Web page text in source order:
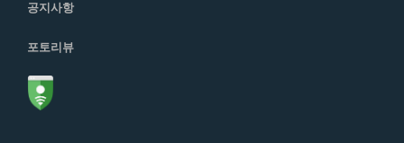
공지사항
포토리뷰